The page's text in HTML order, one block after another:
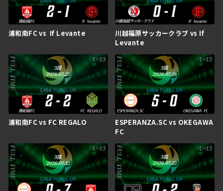
浦和南FC vs If Levante
川越福原サッカークラブ vs If
Levante
浦和南FC vs FC REGALO
ESPERANZA.SC vs OKEGAWA
FC